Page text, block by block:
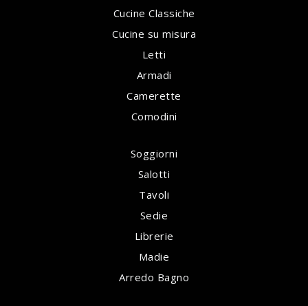
Cucine Classiche
Cucine su misura
Letti
Armadi
Camerette
Comodini
Soggiorni
Salotti
Tavoli
Sedie
Librerie
Madie
Arredo Bagno